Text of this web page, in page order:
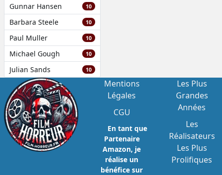
Gunnar Hansen 10
Barbara Steele 10
Paul Muller 10
Michael Gough 10
Julian Sands 10
Mentions
Légales
CGU
En tant que
Partenaire
Amazon, je
réalise un
bénéfice sur
Les Plus
Grandes
Années
Les
Réalisateurs
Les Plus
Prolifiques